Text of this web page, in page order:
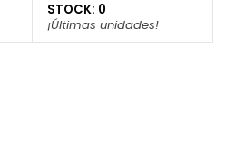
STOCK: 0
¡Últimas unidades!